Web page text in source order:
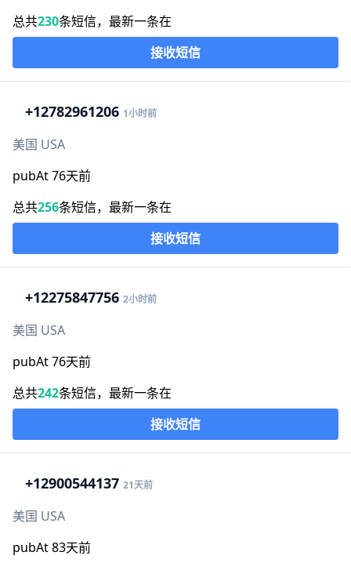
总共230条短信，最新一条在
接收短信
+12782961206 1小时前
美国 USA
pubAt 76天前
总共256条短信，最新一条在
接收短信
+12275847756 2小时前
美国 USA
pubAt 76天前
总共242条短信，最新一条在
接收短信
+12900544137 21天前
美国 USA
pubAt 83天前